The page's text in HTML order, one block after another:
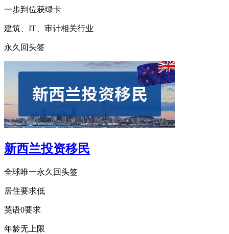
一步到位获绿卡
建筑、IT、审计相关行业
永久回头签
新西兰投资移民
全球唯一永久回头签
居住要求低
英语0要求
年龄无上限